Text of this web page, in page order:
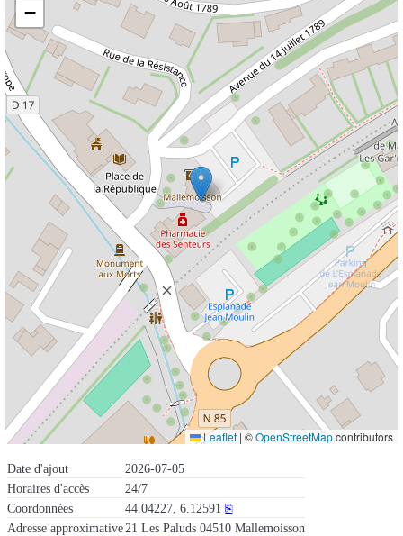
Date d'ajout
2026-07-05
Horaires d'accès
24/7
Coordonnées
44.04227, 6.12591 ⎘
Adresse approximative21 Les Paluds 04510 Mallemoisson
−
Leaflet | ©OpenStreetMapcontributors